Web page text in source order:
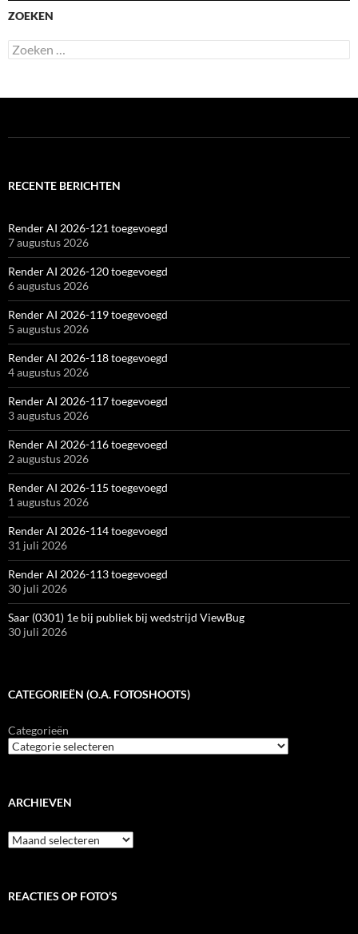
ZOEKEN
Zoeken
naar:
RECENTE BERICHTEN
Render AI 2026-121 toegevoegd
7 augustus 2026
Render AI 2026-120 toegevoegd
6 augustus 2026
Render AI 2026-119 toegevoegd
5 augustus 2026
Render AI 2026-118 toegevoegd
4 augustus 2026
Render AI 2026-117 toegevoegd
3 augustus 2026
Render AI 2026-116 toegevoegd
2 augustus 2026
Render AI 2026-115 toegevoegd
1 augustus 2026
Render AI 2026-114 toegevoegd
31 juli 2026
Render AI 2026-113 toegevoegd
30 juli 2026
Saar (0301) 1e bij publiek bij wedstrijd ViewBug
30 juli 2026
CATEGORIEËN (O.A. FOTOSHOOTS)
Categorieën
ARCHIEVEN
Archieven
REACTIES OP FOTO’S